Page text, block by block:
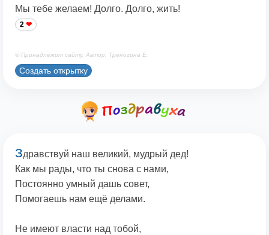
Мы тебе желаем! Долго. Долго, жить!
2
© Принадлежит сайту. Автор: Треногина Е.
Создать открытку
Здравствуй наш великий, мудрый дед!
Как мы рады, что ты снова с нами,
Постоянно умный дашь совет,
Помогаешь нам ещё делами.
Не имеют власти над тобой,